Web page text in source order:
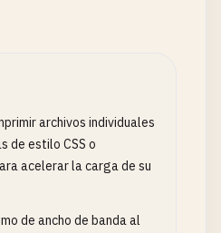
archivos individuales
de estilo CSS o
acelerar la carga de su
de ancho de banda al